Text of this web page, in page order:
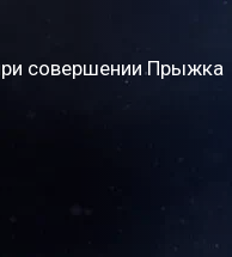
совершении Прыжка